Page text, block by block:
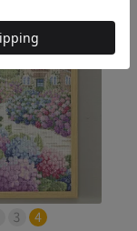
5.00（1）